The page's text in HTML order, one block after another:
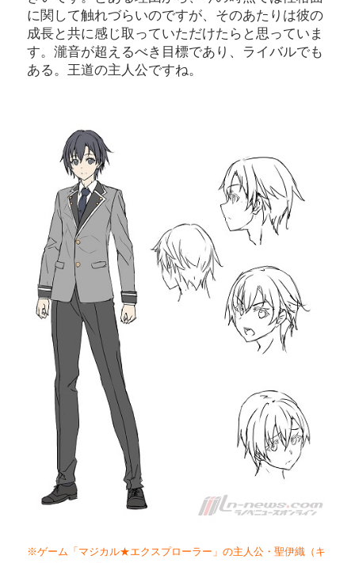
に関して触れづらいのですが、そのあたりは彼の
成長と共に感じ取っていただけたらと思っていま
す。瀧音が超えるべき目標であり、ライバルでも
ある。王道の主人公ですね。
※ゲーム「マジカル★エクスプローラー」の主人公・聖伊織（キ